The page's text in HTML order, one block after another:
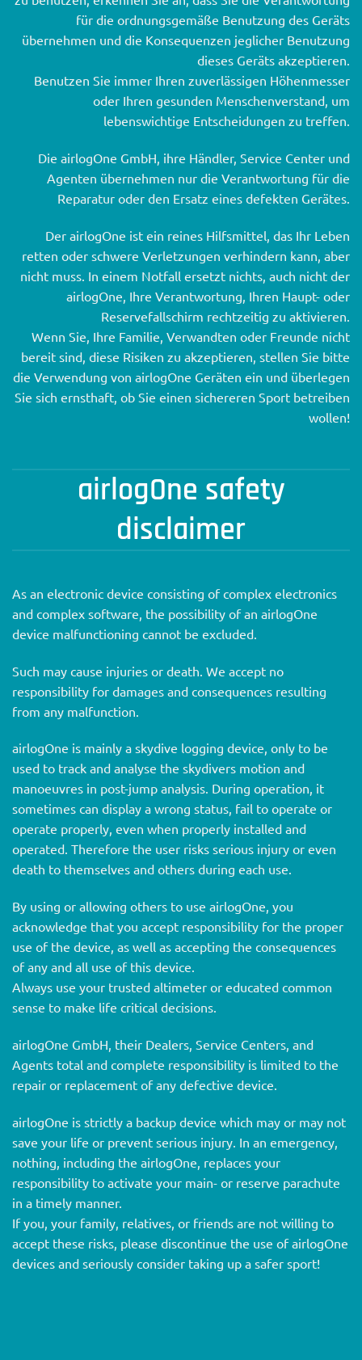
für die ordnungsgemäße Benutzung des Geräts
übernehmen und die Konsequenzen jeglicher Benutzung
dieses Geräts akzeptieren.
Benutzen Sie immer Ihren zuverlässigen Höhenmesser
oder Ihren gesunden Menschenverstand, um
lebenswichtige Entscheidungen zu treffen.
Die airlogOne GmbH, ihre Händler, Service Center und
Agenten übernehmen nur die Verantwortung für die
Reparatur oder den Ersatz eines defekten Gerätes.
Der airlogOne ist ein reines Hilfsmittel, das Ihr Leben
retten oder schwere Verletzungen verhindern kann, aber
nicht muss. In einem Notfall ersetzt nichts, auch nicht der
airlogOne, Ihre Verantwortung, Ihren Haupt- oder
Reservefallschirm rechtzeitig zu aktivieren.
Wenn Sie, Ihre Familie, Verwandten oder Freunde nicht
bereit sind, diese Risiken zu akzeptieren, stellen Sie bitte
die Verwendung von airlogOne Geräten ein und überlegen
Sie sich ernsthaft, ob Sie einen sichereren Sport betreiben
wollen!
airlogOne safety
disclaimer
As an electronic device consisting of complex electronics
and complex software, the possibility of an airlogOne
device malfunctioning cannot be excluded.
Such may cause injuries or death. We accept no
responsibility for damages and consequences resulting
from any malfunction.
airlogOne is mainly a skydive logging device, only to be
used to track and analyse the skydivers motion and
manoeuvres in post-jump analysis. During operation, it
sometimes can display a wrong status, fail to operate or
operate properly, even when properly installed and
operated. Therefore the user risks serious injury or even
death to themselves and others during each use.
By using or allowing others to use airlogOne, you
acknowledge that you accept responsibility for the proper
use of the device, as well as accepting the consequences
of any and all use of this device.
Always use your trusted altimeter or educated common
sense to make life critical decisions.
airlogOne GmbH, their Dealers, Service Centers, and
Agents total and complete responsibility is limited to the
repair or replacement of any defective device.
airlogOne is strictly a backup device which may or may not
save your life or prevent serious injury. In an emergency,
nothing, including the airlogOne, replaces your
responsibility to activate your main- or reserve parachute
in a timely manner.
If you, your family, relatives, or friends are not willing to
accept these risks, please discontinue the use of airlogOne
devices and seriously consider taking up a safer sport!